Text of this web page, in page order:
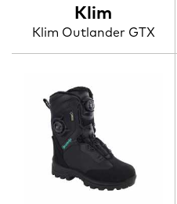
Klim
Klim Outlander GTX